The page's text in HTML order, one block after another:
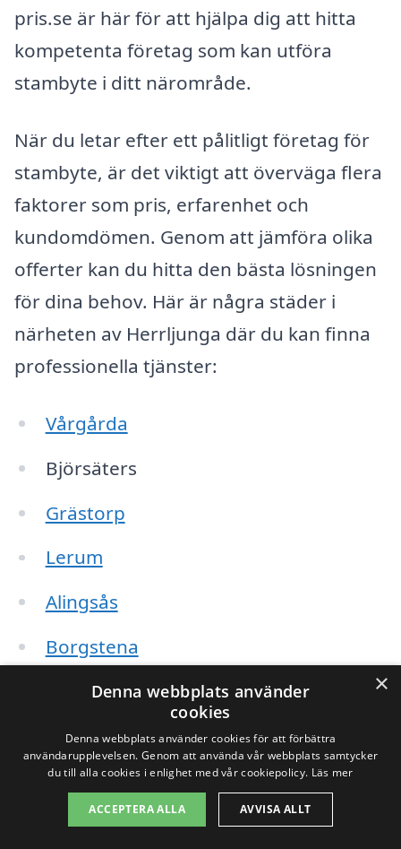
pris.se är här för att hjälpa dig att hitta
kompetenta företag som kan utföra
stambyte i ditt närområde.
När du letar efter ett pålitligt företag för
stambyte, är det viktigt att överväga flera
faktorer som pris, erfarenhet och
kundomdömen. Genom att jämföra olika
offerter kan du hitta den bästa lösningen
för dina behov. Här är några städer i
närheten av Herrljunga där du kan finna
professionella tjänster:
Vårgårda
Björsäters
Grästorp
Lerum
Alingsås
Borgstena
Nossebro
Hålanda
Tidaholm
×
Denna webbplats använder
cookies
Denna webbplats använder cookies för att förbättra
användarupplevelsen. Genom att använda vår webbplats samtycker
du till alla cookies i enlighet med vår cookiepolicy. Läs mer
ACCEPTERA ALLA AVVISA ALLT